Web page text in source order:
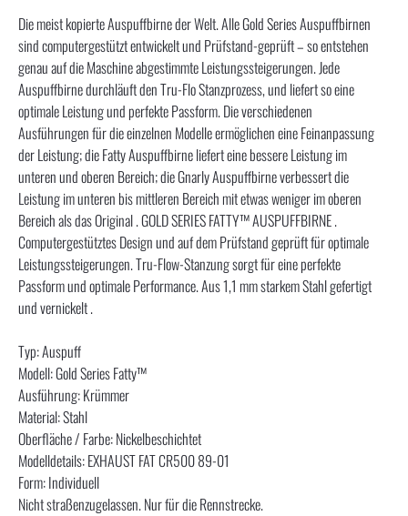
Die meist kopierte Auspuffbirne der Welt. Alle Gold Series Auspuffbirnen
sind computergestützt entwickelt und Prüfstand-geprüft – so entstehen
genau auf die Maschine abgestimmte Leistungssteigerungen. Jede
Auspuffbirne durchläuft den Tru-Flo Stanzprozess, und liefert so eine
optimale Leistung und perfekte Passform. Die verschiedenen
Ausführungen für die einzelnen Modelle ermöglichen eine Feinanpassung
der Leistung; die Fatty Auspuffbirne liefert eine bessere Leistung im
unteren und oberen Bereich; die Gnarly Auspuffbirne verbessert die
Leistung im unteren bis mittleren Bereich mit etwas weniger im oberen
Bereich als das Original . GOLD SERIES FATTY™ AUSPUFFBIRNE .
Computergestütztes Design und auf dem Prüfstand geprüft für optimale
Leistungssteigerungen. Tru-Flow-Stanzung sorgt für eine perfekte
Passform und optimale Performance. Aus 1,1 mm starkem Stahl gefertigt
und vernickelt .
Typ: Auspuff
Modell: Gold Series Fatty™
Ausführung: Krümmer
Material: Stahl
Oberfläche / Farbe: Nickelbeschichtet
Modelldetails: EXHAUST FAT CR500 89-01
Form: Individuell
Nicht straßenzugelassen. Nur für die Rennstrecke.